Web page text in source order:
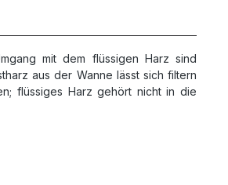
mit dem flüssigen Harz sind
aus der Wanne lässt sich filtern
flüssiges Harz gehört nicht in die